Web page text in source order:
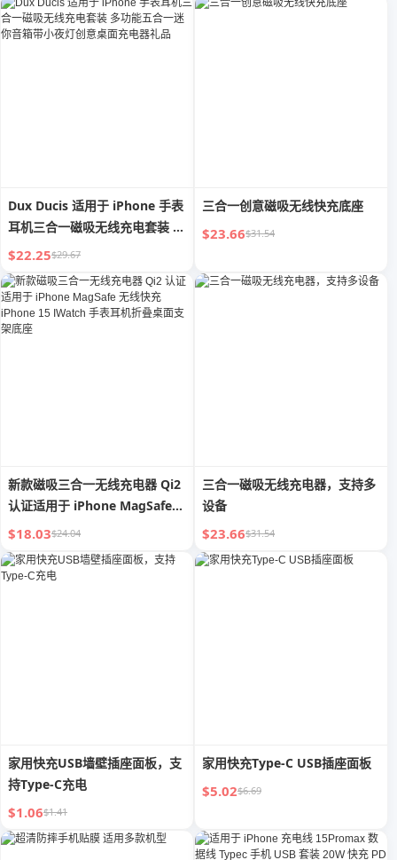
Dux Ducis 适用于 iPhone 手表
耳机三合一磁吸无线充电套装 多
功能五合一迷你音箱带小夜灯创
意桌面充电器礼品
$22.25$29.67
三合一创意磁吸无线快充底座
$23.66$31.54
新款磁吸三合一无线充电器 Qi2
认证适用于 iPhone MagSafe
无线快充 iPhone 15 IWatch 手
表耳机折叠桌面支架底座
$18.03$24.04
三合一磁吸无线充电器，支持多
设备
$23.66$31.54
家用快充USB墙壁插座面板，支
持Type-C充电
$1.06$1.41
家用快充Type-C USB插座面板
$5.02$6.69